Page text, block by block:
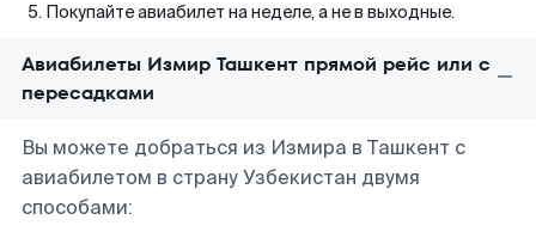
Покупайте авиабилет на неделе, а не в выходные.
Авиабилеты Измир Ташкент прямой рейс или с
пересадками
Вы можете добраться из Измира в Ташкент с
авиабилетом в страну Узбекистан двумя
способами: